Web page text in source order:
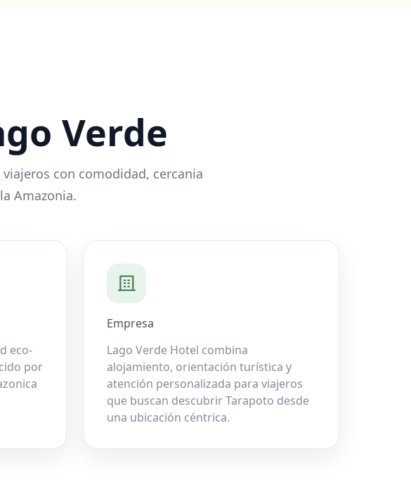
Verde
con comodidad, cercania
Amazonia.
eco-
por
Empresa
Lago Verde Hotel combina
alojamiento, orientación turística y
atención personalizada para viajeros
que buscan descubrir Tarapoto desde
una ubicación céntrica.